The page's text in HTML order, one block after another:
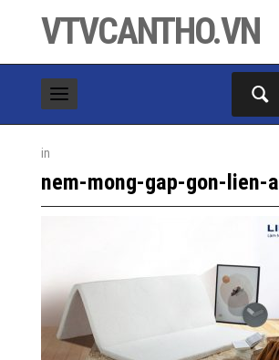
VTVCANTHO.VN
in
nem-mong-gap-gon-lien-a